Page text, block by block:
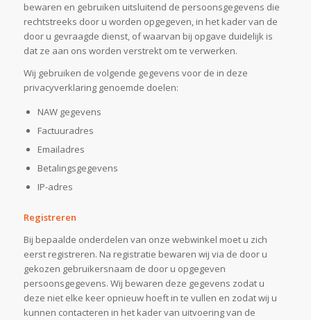
bewaren en gebruiken uitsluitend de persoonsgegevens die
rechtstreeks door u worden opgegeven, in het kader van de
door u gevraagde dienst, of waarvan bij opgave duidelijk is
dat ze aan ons worden verstrekt om te verwerken.
Wij gebruiken de volgende gegevens voor de in deze
privacyverklaring genoemde doelen:
NAW gegevens
Factuuradres
Emailadres
Betalingsgegevens
IP-adres
Registreren
Bij bepaalde onderdelen van onze webwinkel moet u zich
eerst registreren. Na registratie bewaren wij via de door u
gekozen gebruikersnaam de door u opgegeven
persoonsgegevens. Wij bewaren deze gegevens zodat u
deze niet elke keer opnieuw hoeft in te vullen en zodat wij u
kunnen contacteren in het kader van uitvoering van de